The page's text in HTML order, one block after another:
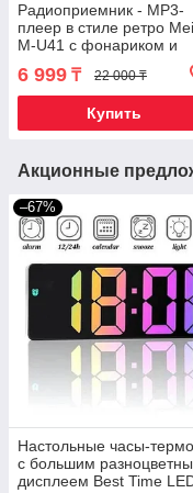
Радиоприемник - MP3-
плеер в стиле ретро
M-U41 с фонариком и
часами (Красный)
6 999 ₸ 22 000 ₸
Купить
Акционные
–67%
Настольные часы-
с большим
дисплеем Best Time